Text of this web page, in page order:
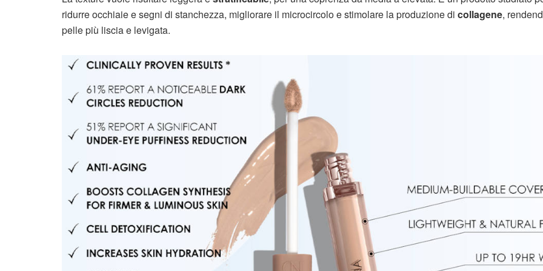
ridurre occhiaie e segni di stanchezza, migliorare il microcircolo e stimolare la produzione di collagene,
pelle più liscia e levigata.